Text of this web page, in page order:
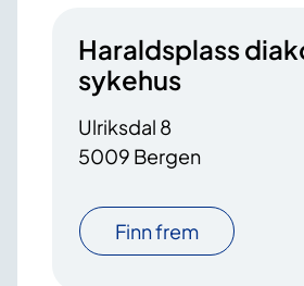
Haraldsplass
sykehus
Ulriksdal 8
5009 Bergen
Finn frem